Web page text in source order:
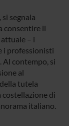
segnala
consentire il
– i
i professionisti
contempo, si
al
tutela
costellazione di
italiano.